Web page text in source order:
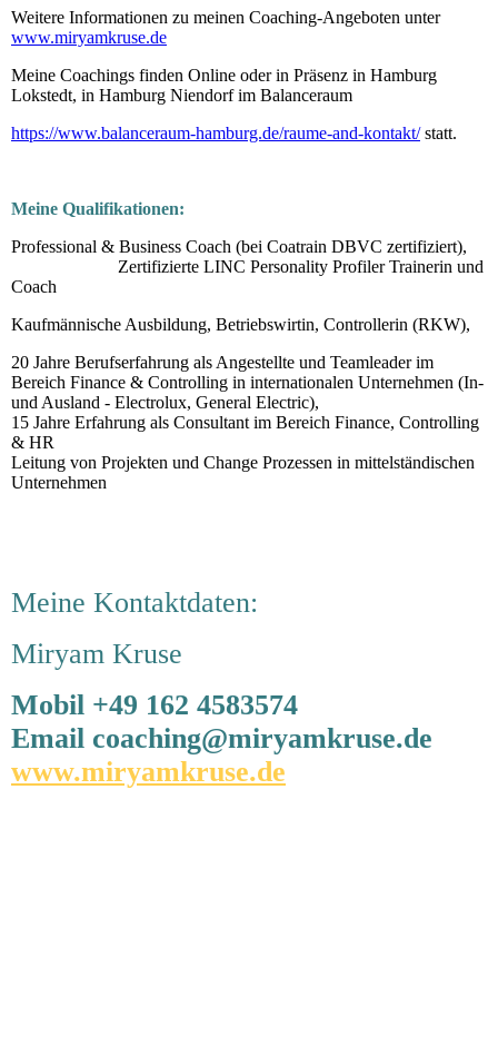
Weitere Informationen zu meinen Coaching-Angeboten unter
www.miryamkruse.de
Meine Coachings finden Online oder in Präsenz in Hamburg
Lokstedt, in Hamburg Niendorf im Balanceraum
https://www.balanceraum-hamburg.de/raume-and-kontakt/statt.
Meine Qualifikationen:
Professional & Business Coach (bei Coatrain DBVC zertifiziert),
Zertifizierte LINC Personality Profiler Trainerin und
Coach
Kaufmännische Ausbildung, Betriebswirtin, Controllerin (RKW),
20 Jahre Berufserfahrung als Angestellte und Teamleader im
Bereich Finance & Controlling in internationalen Unternehmen (In-
und Ausland - Electrolux, General Electric),
15 Jahre Erfahrung als Consultant im Bereich Finance, Controlling
& HR
Leitung von Projekten und Change Prozessen in mittelständischen
Unternehmen
Meine Kontaktdaten:
Miryam Kruse
Mobil +49 162 4583574
Email coaching@miryamkruse.de
www.miryamkruse.de